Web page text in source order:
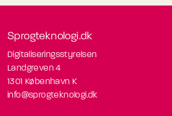
Sprogteknologi.dk
Digitaliseringsstyrelsen
Landgreven 4
1301 København K
info@sprogteknologi.dk